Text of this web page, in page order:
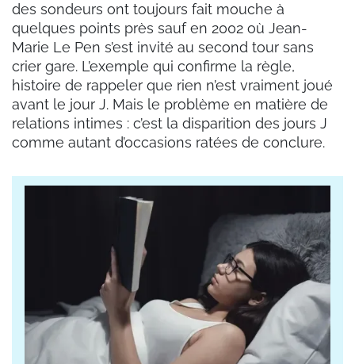
des sondeurs ont toujours fait mouche à
quelques points près sauf en 2002 où Jean-
Marie Le Pen s’est invité au second tour sans
crier gare. L’exemple qui confirme la règle,
histoire de rappeler que rien n’est vraiment joué
avant le jour J. Mais le problème en matière de
relations intimes : c’est la disparition des jours J
comme autant d’occasions ratées de conclure.